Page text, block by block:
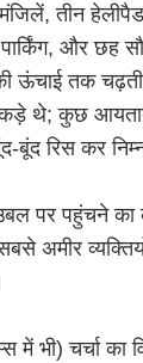
तीन
और
ऊंचाई तक
कुछ
बूंद रिस कर
पर पहुंचने
अमीर
में भी) चर्चा